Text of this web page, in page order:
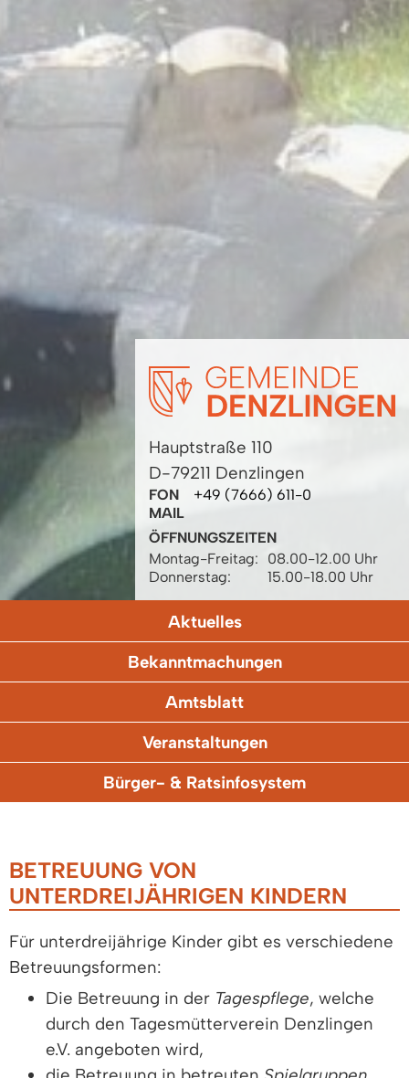
Hauptstraße 110
D-79211 Denzlingen
FON
+49 (7666) 611-0
MAIL
ÖFFNUNGSZEITEN
Montag-Freitag:
08.00-12.00 Uhr
Donnerstag:
15.00-18.00 Uhr
Aktuelles
Bekanntmachungen
Amtsblatt
Veranstaltungen
Bürger- & Ratsinfosystem
BETREUUNG VON
UNTERDREIJÄHRIGEN KINDERN
Für unterdreijährige Kinder gibt es verschiedene
Betreuungsformen:
Die Betreuung in der Tagespflege, welche
durch den Tagesmütterverein Denzlingen
e.V. angeboten wird,